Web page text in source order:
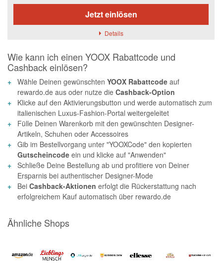
HappyKeks
SNIPES
Click & Boat
Lidl
BOGNER
XXXLutz
BADER
momox
GALERIA
bonprix
LiveFresh
Details
Jetzt einlösen
Wie kann ich einen YOOX Rabattcode und
Cashback einlösen?
Wähle Deinen gewünschten YOOX Rabattcode auf
rewardo.de aus oder nutze die Cashback-Option
Klicke auf den Aktivierungsbutton und werde automatisch zum
italienischen Luxus-Fashion-Portal weitergeleitet
Fülle Deinen Warenkorb mit den gewünschten Designer-
Artikeln, Schuhen oder Accessoires
Gib im Bestellvorgang unter "YOOXCode" den kopierten
Gutscheincode ein und klicke auf "Anwenden"
Schließe Deine Bestellung ab und profitiere von Deiner
Ersparnis bei authentischer Designer-Mode
Bei Cashback-Aktionen erfolgt die Rückerstattung nach
erfolgreichem Kauf automatisch über rewardo.de
Ähnliche Shops